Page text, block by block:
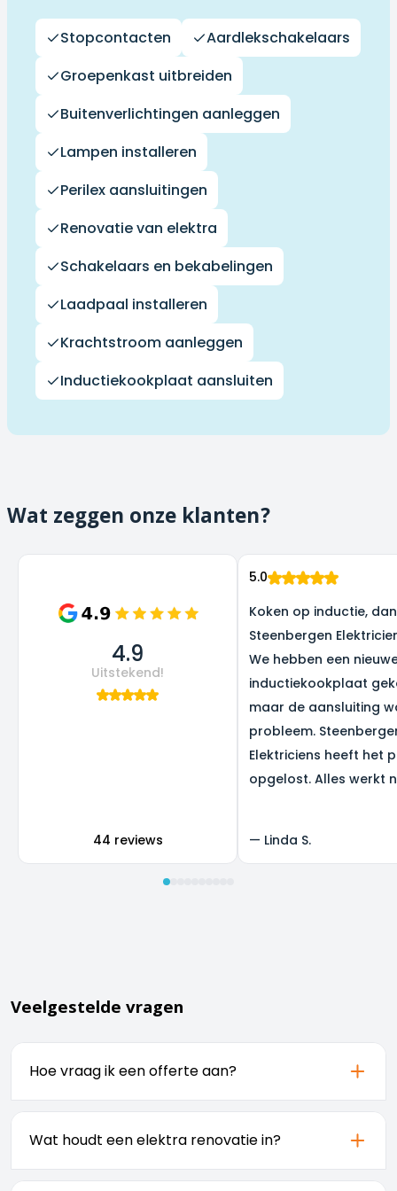
Stopcontacten
Aardlekschakelaars
Groepenkast uitbreiden
Buitenverlichtingen aanleggen
Lampen installeren
Perilex aansluitingen
Renovatie van elektra
Schakelaars en bekabelingen
Laadpaal installeren
Krachtstroom aanleggen
Inductiekookplaat aansluiten
Wat zeggen onze klanten?
4.9
Uitstekend!
44 reviews
5.0
Koken op inductie,
Steenbergen
We hebben een
inductiekookplaat
maar de aansluiting
probleem.
Elektriciens heeft het
opgelost. Alles werkt
— Linda S.
Veelgestelde vragen
Hoe vraag ik een offerte aan?
U kunt eenvoudig een offerte aanvragen via
onze
offertepagina. Vul het formulier in en
prijsopgave.
Wat houdt een elektra renovatie in?
Een elektra renovatie omvat het vervangen of